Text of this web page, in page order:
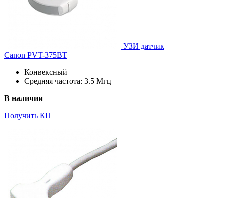
УЗИ датчик
Canon PVT-375BT
Конвексный
Средняя частота: 3.5 Мгц
В наличии
Получить КП